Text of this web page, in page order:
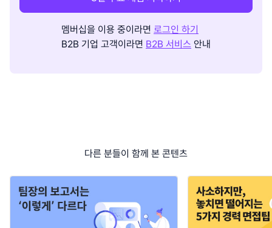
멤버십을 이용 중이라면 로그인 하기
B2B 기업 고객이라면 B2B 서비스 안내
다른 분들이 함께 본 콘텐츠